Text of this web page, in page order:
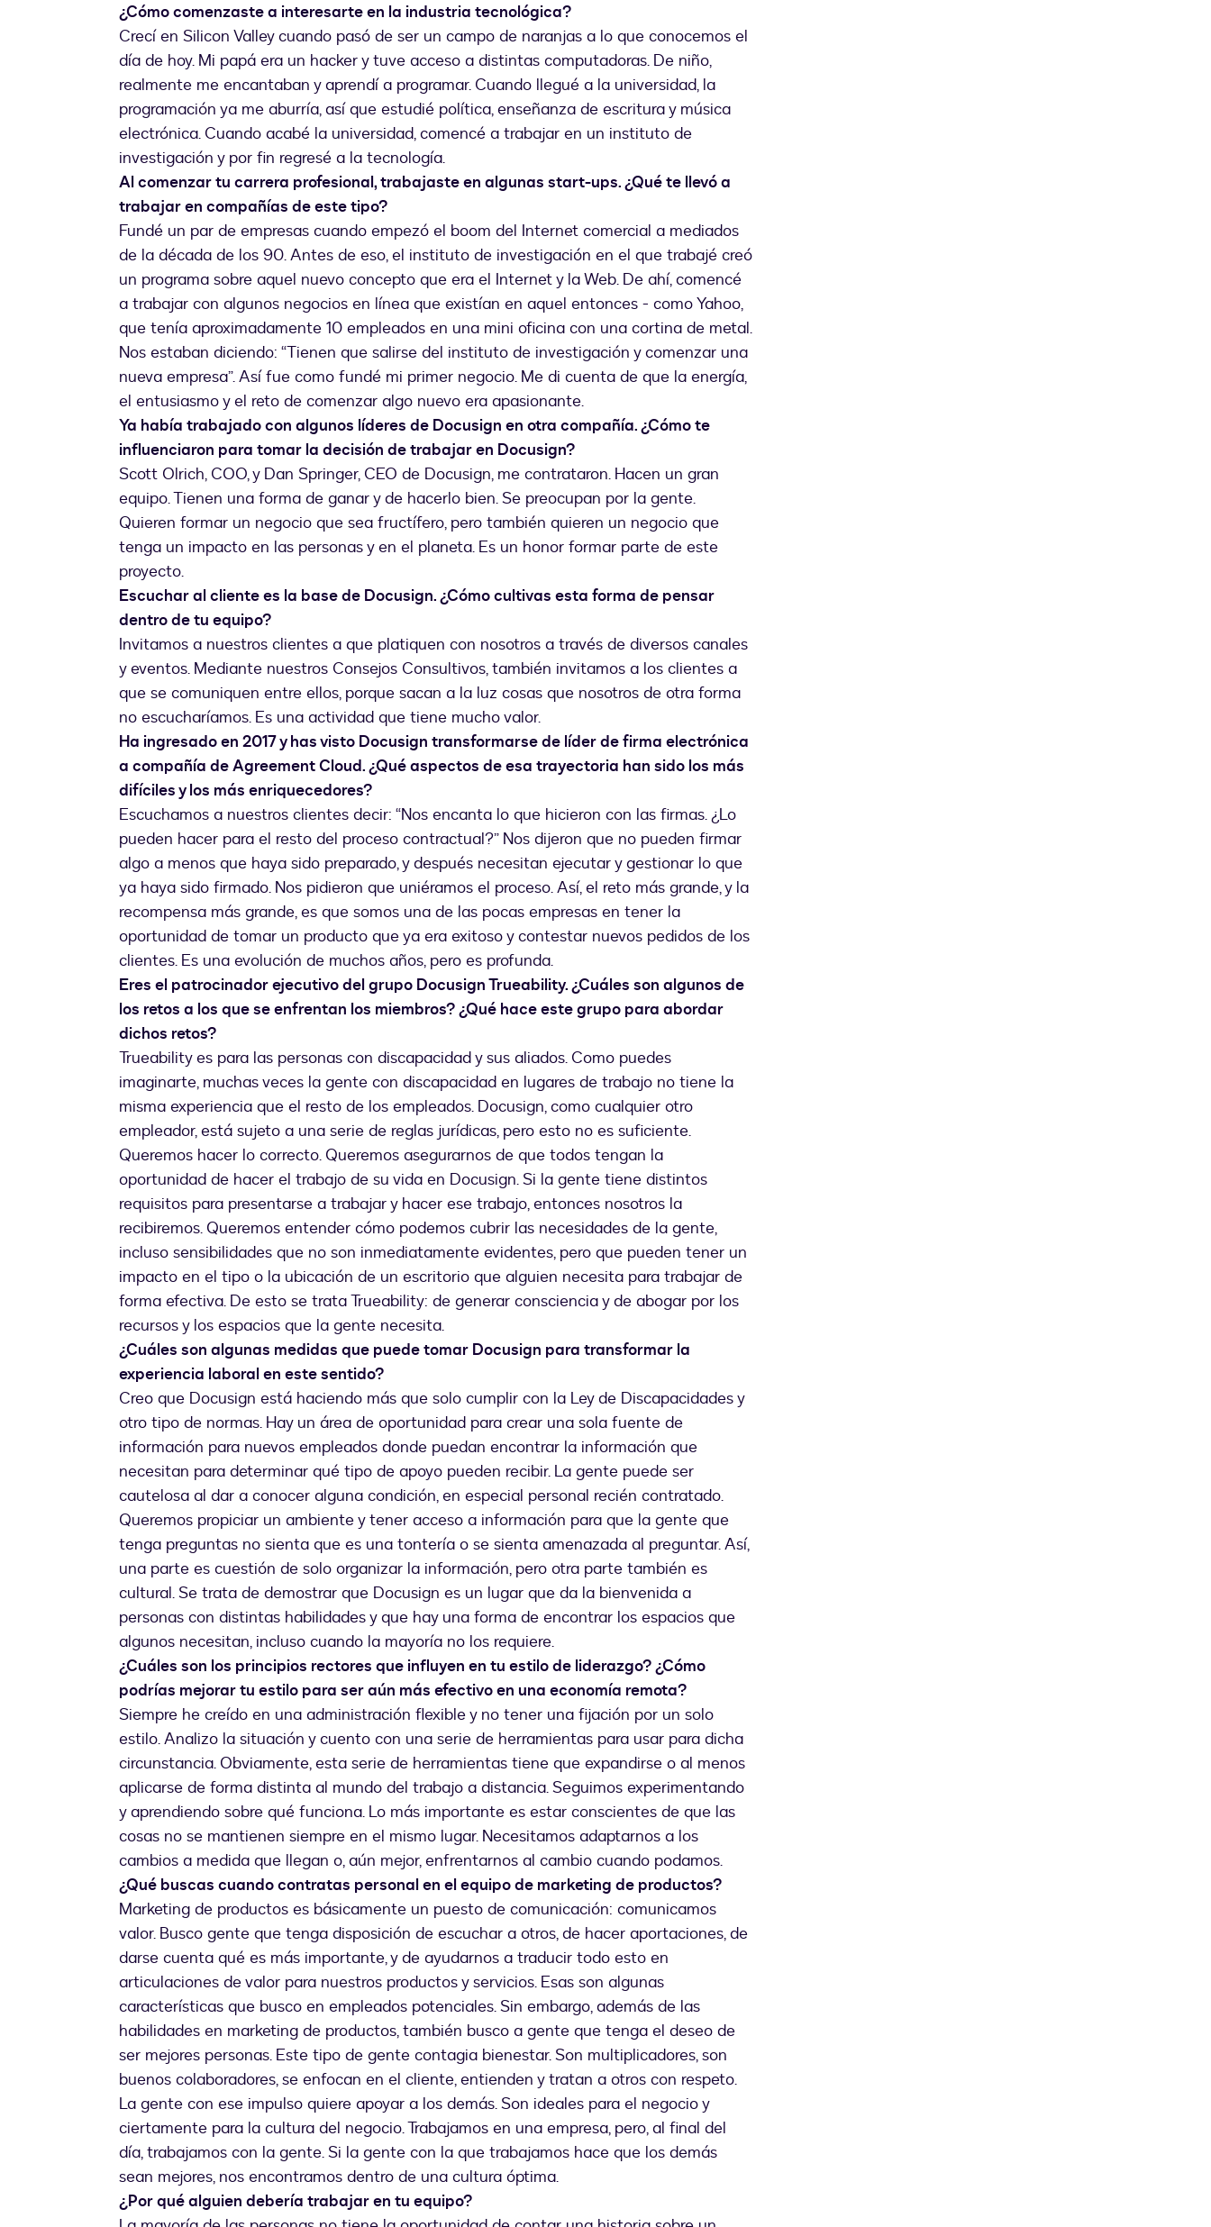
Strategy
&
Product
Marketing
¿Cómo comenzaste a interesarte en la industria tecnológica?
Crecí en Silicon Valley cuando pasó de ser un campo de naranjas a lo que conocemos el
día de hoy. Mi papá era un hacker y tuve acceso a distintas computadoras. De niño,
realmente me encantaban y aprendí a programar. Cuando llegué a la universidad, la
programación ya me aburría, así que estudié política, enseñanza de escritura y música
electrónica. Cuando acabé la universidad, comencé a trabajar en un instituto de
investigación y por fin regresé a la tecnología.
Al comenzar tu carrera profesional, trabajaste en algunas start-ups. ¿Qué te llevó a
trabajar en compañías de este tipo?
Fundé un par de empresas cuando empezó el boom del Internet comercial a mediados
de la década de los 90. Antes de eso, el instituto de investigación en el que trabajé creó
un programa sobre aquel nuevo concepto que era el Internet y la Web. De ahí, comencé
a trabajar con algunos negocios en línea que existían en aquel entonces - como Yahoo,
que tenía aproximadamente 10 empleados en una mini oficina con una cortina de metal.
Nos estaban diciendo: “Tienen que salirse del instituto de investigación y comenzar una
nueva empresa”. Así fue como fundé mi primer negocio. Me di cuenta de que la energía,
el entusiasmo y el reto de comenzar algo nuevo era apasionante.
Ya había trabajado con algunos líderes de Docusign en otra compañía. ¿Cómo te
influenciaron para tomar la decisión de trabajar en Docusign?
Scott Olrich, COO, y Dan Springer, CEO de Docusign, me contrataron. Hacen un gran
equipo. Tienen una forma de ganar y de hacerlo bien. Se preocupan por la gente.
Quieren formar un negocio que sea fructífero, pero también quieren un negocio que
tenga un impacto en las personas y en el planeta. Es un honor formar parte de este
proyecto.
Escuchar al cliente es la base de Docusign. ¿Cómo cultivas esta forma de pensar
dentro de tu equipo?
Invitamos a nuestros clientes a que platiquen con nosotros a través de diversos canales
y eventos. Mediante nuestros Consejos Consultivos, también invitamos a los clientes a
que se comuniquen entre ellos, porque sacan a la luz cosas que nosotros de otra forma
no escucharíamos. Es una actividad que tiene mucho valor.
Ha ingresado en 2017 y has visto Docusign transformarse de líder de firma electrónica
a compañía de Agreement Cloud. ¿Qué aspectos de esa trayectoria han sido los más
difíciles y los más enriquecedores?
Escuchamos a nuestros clientes decir: “Nos encanta lo que hicieron con las firmas. ¿Lo
pueden hacer para el resto del proceso contractual?” Nos dijeron que no pueden firmar
algo a menos que haya sido preparado, y después necesitan ejecutar y gestionar lo que
ya haya sido firmado. Nos pidieron que uniéramos el proceso. Así, el reto más grande, y la
recompensa más grande, es que somos una de las pocas empresas en tener la
oportunidad de tomar un producto que ya era exitoso y contestar nuevos pedidos de los
clientes. Es una evolución de muchos años, pero es profunda.
Eres el patrocinador ejecutivo del grupo Docusign Trueability. ¿Cuáles son algunos de
los retos a los que se enfrentan los miembros? ¿Qué hace este grupo para abordar
dichos retos?
Trueability es para las personas con discapacidad y sus aliados. Como puedes
imaginarte, muchas veces la gente con discapacidad en lugares de trabajo no tiene la
misma experiencia que el resto de los empleados. Docusign, como cualquier otro
empleador, está sujeto a una serie de reglas jurídicas, pero esto no es suficiente.
Queremos hacer lo correcto. Queremos asegurarnos de que todos tengan la
oportunidad de hacer el trabajo de su vida en Docusign. Si la gente tiene distintos
requisitos para presentarse a trabajar y hacer ese trabajo, entonces nosotros la
recibiremos. Queremos entender cómo podemos cubrir las necesidades de la gente,
incluso sensibilidades que no son inmediatamente evidentes, pero que pueden tener un
impacto en el tipo o la ubicación de un escritorio que alguien necesita para trabajar de
forma efectiva. De esto se trata Trueability: de generar consciencia y de abogar por los
recursos y los espacios que la gente necesita.
¿Cuáles son algunas medidas que puede tomar Docusign para transformar la
experiencia laboral en este sentido?
Creo que Docusign está haciendo más que solo cumplir con la Ley de Discapacidades y
otro tipo de normas. Hay un área de oportunidad para crear una sola fuente de
información para nuevos empleados donde puedan encontrar la información que
necesitan para determinar qué tipo de apoyo pueden recibir. La gente puede ser
cautelosa al dar a conocer alguna condición, en especial personal recién contratado.
Queremos propiciar un ambiente y tener acceso a información para que la gente que
tenga preguntas no sienta que es una tontería o se sienta amenazada al preguntar. Así,
una parte es cuestión de solo organizar la información, pero otra parte también es
cultural. Se trata de demostrar que Docusign es un lugar que da la bienvenida a
personas con distintas habilidades y que hay una forma de encontrar los espacios que
algunos necesitan, incluso cuando la mayoría no los requiere.
¿Cuáles son los principios rectores que influyen en tu estilo de liderazgo? ¿Cómo
podrías mejorar tu estilo para ser aún más efectivo en una economía remota?
Siempre he creído en una administración flexible y no tener una fijación por un solo
estilo. Analizo la situación y cuento con una serie de herramientas para usar para dicha
circunstancia. Obviamente, esta serie de herramientas tiene que expandirse o al menos
aplicarse de forma distinta al mundo del trabajo a distancia. Seguimos experimentando
y aprendiendo sobre qué funciona. Lo más importante es estar conscientes de que las
cosas no se mantienen siempre en el mismo lugar. Necesitamos adaptarnos a los
cambios a medida que llegan o, aún mejor, enfrentarnos al cambio cuando podamos.
¿Qué buscas cuando contratas personal en el equipo de marketing de productos?
Marketing de productos es básicamente un puesto de comunicación: comunicamos
valor. Busco gente que tenga disposición de escuchar a otros, de hacer aportaciones, de
darse cuenta qué es más importante, y de ayudarnos a traducir todo esto en
articulaciones de valor para nuestros productos y servicios. Esas son algunas
características que busco en empleados potenciales. Sin embargo, además de las
habilidades en marketing de productos, también busco a gente que tenga el deseo de
ser mejores personas. Este tipo de gente contagia bienestar. Son multiplicadores, son
buenos colaboradores, se enfocan en el cliente, entienden y tratan a otros con respeto.
La gente con ese impulso quiere apoyar a los demás. Son ideales para el negocio y
ciertamente para la cultura del negocio. Trabajamos en una empresa, pero, al final del
día, trabajamos con la gente. Si la gente con la que trabajamos hace que los demás
sean mejores, nos encontramos dentro de una cultura óptima.
¿Por qué alguien debería trabajar en tu equipo?